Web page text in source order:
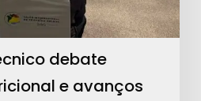
debate
e avanços